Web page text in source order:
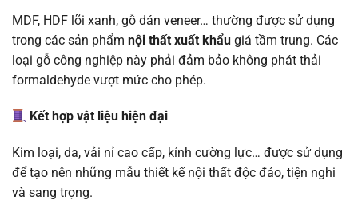
MDF, HDF lõi xanh, gỗ dán veneer… thường được sử dụng
trong các sản phẩm nội thất xuất khẩu giá tầm trung. Các
loại gỗ công nghiệp này phải đảm bảo không phát thải
formaldehyde vượt mức cho phép.
Kết hợp vật liệu hiện đại
Kim loại, da, vải nỉ cao cấp, kính cường lực… được sử dụng
để tạo nên những mẫu thiết kế nội thất độc đáo, tiện nghi
và sang trọng.